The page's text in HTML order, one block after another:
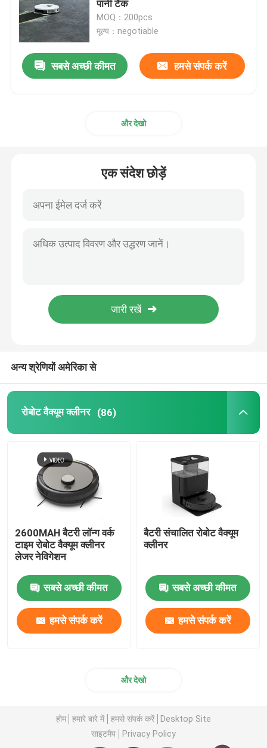
पानी टैंक
MOQ：200pcs
मूल्य：negotiable
सबसे अच्छी कीमत हमसे संपर्क करें
और देखो
एक संदेश छोड़ें
अन्य श्रेणियों अमेरिका से
रोबोट वैक्यूम क्लीनर (86)
2600MAH बैटरी लॉन्ग वर्क
टाइम रोबोट वैक्यूम क्लीनर
लेजर नेविगेशन
सबसे अच्छी कीमत
हमसे संपर्क करें
बैटरी संचालित रोबोट वैक्यूम
क्लीनर
सबसे अच्छी कीमत
हमसे संपर्क करें
और देखो
होम हमारे बारे में हमसे संपर्क करें
Desktop Site
साइटमैप
Privacy Policy